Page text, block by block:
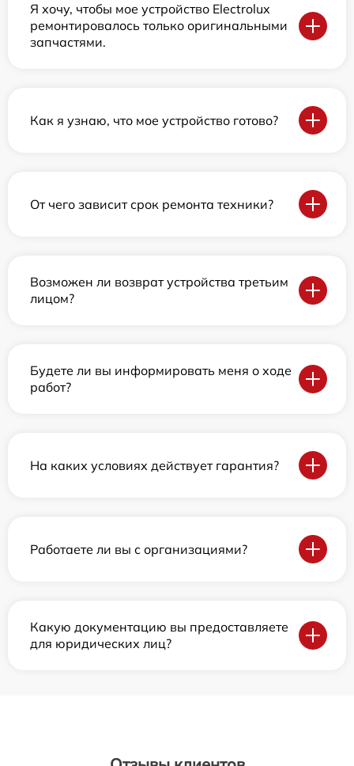
Я хочу, чтобы мое устройство Electrolux
ремонтировалось только оригинальными
запчастями.
Как я узнаю, что мое устройство готово?
От чего зависит срок ремонта техники?
Возможен ли возврат устройства третьим
лицом?
Будете ли вы информировать меня о ходе
работ?
На каких условиях действует гарантия?
Работаете ли вы с организациями?
Какую документацию вы предоставляете
для юридических лиц?